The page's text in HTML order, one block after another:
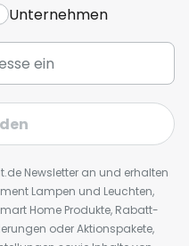
Unternehmen
Newsletter an und erhalten
Lampen und Leuchten,
Home Produkte, Rabatt-
oder Aktionspakete,